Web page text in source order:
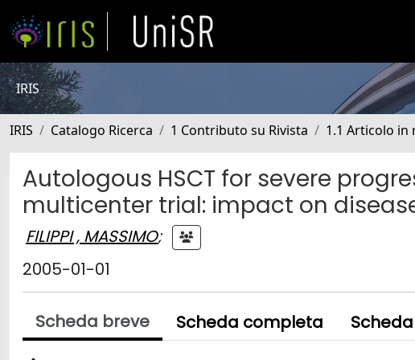
IRIS
IRIS Catalogo Ricerca 1 Contributo su Rivista 1.1 Articolo in
Autologous HSCT for severe
multicenter trial: impact on
FILIPPI , MASSIMO;
2005-01-01
Scheda breve Scheda completa